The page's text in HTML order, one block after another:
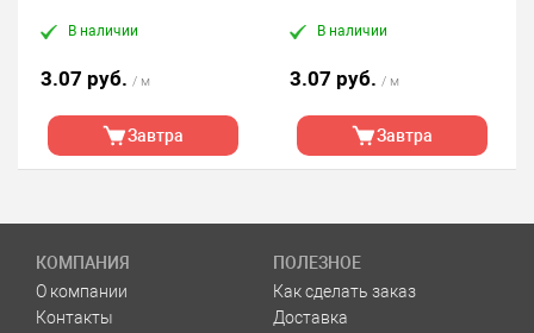
В наличии
3.07 руб. / м
Завтра
В наличии
3.07 руб. / м
Завтра
КОМПАНИЯ
О компании
Контакты
ПОЛЕЗНОЕ
Как сделать заказ
Доставка